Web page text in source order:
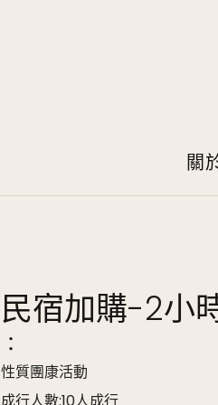
關
民宿加購-2小
：
性質團康活動